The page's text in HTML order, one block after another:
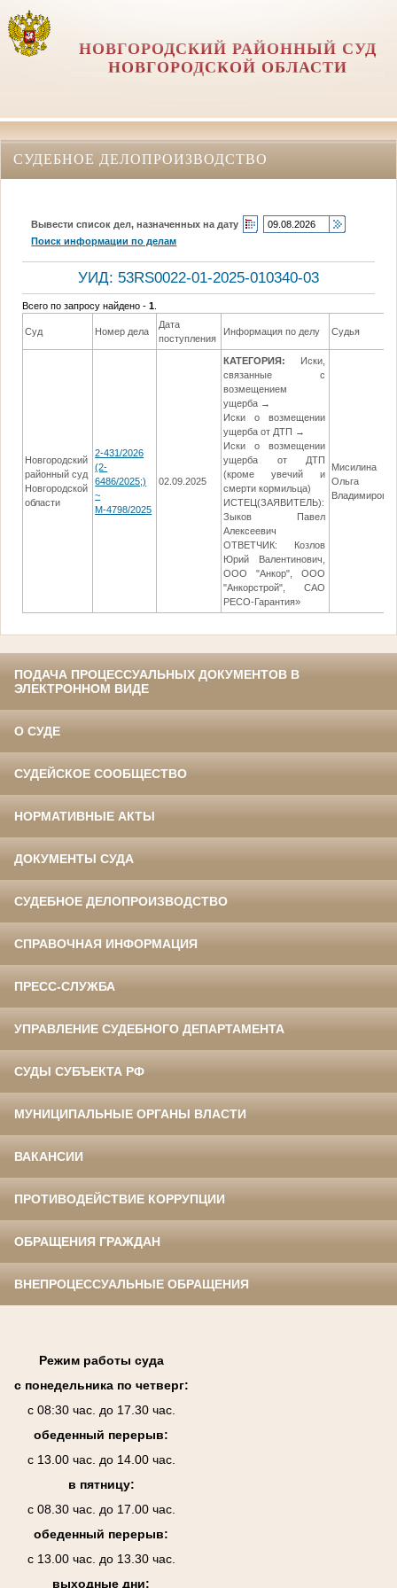
НОВГОРОДСКИЙ РАЙОННЫЙ СУД
НОВГОРОДСКОЙ ОБЛАСТИ
СУДЕБНОЕ ДЕЛОПРОИЗВОДСТВО
Вывести список дел, назначенных на дату
Поиск информации по делам
УИД: 53RS0022-01-2025-010340-03
Всего по запросу найдено -1
Суд Номер дела
Дата
поступления
Информация по делу Судья
Новгородский
районный суд
Новгородской
области
2-431/2026
(2-
6486/2025;)
~
М-4798/2025
02.09.2025
КАТЕГОРИЯ:
Иски,
связанные с
возмещением
ущерба →
Иски о возмещении
ущерба от ДТП →
Иски о возмещении
ущерба от ДТП
(кроме увечий и
смерти кормильца)
ИСТЕЦ(ЗАЯВИТЕЛЬ):
Зыков Павел
Алексеевич
ОТВЕТЧИК: Козлов
Юрий Валентинович,
ООО "Анкор", ООО
"Анкорстрой", САО
РЕСО-Гарантия»
Мисилина
Ольга
ПОДАЧА ПРОЦЕССУАЛЬНЫХ ДОКУМЕНТОВ В
ЭЛЕКТРОННОМ ВИДЕ
О СУДЕ
СУДЕЙСКОЕ СООБЩЕСТВО
НОРМАТИВНЫЕ АКТЫ
ДОКУМЕНТЫ СУДА
СУДЕБНОЕ ДЕЛОПРОИЗВОДСТВО
СПРАВОЧНАЯ ИНФОРМАЦИЯ
ПРЕСС-СЛУЖБА
УПРАВЛЕНИЕ СУДЕБНОГО ДЕПАРТАМЕНТА
СУДЫ СУБЪЕКТА РФ
МУНИЦИПАЛЬНЫЕ ОРГАНЫ ВЛАСТИ
ВАКАНСИИ
ПРОТИВОДЕЙСТВИЕ КОРРУПЦИИ
ОБРАЩЕНИЯ ГРАЖДАН
ВНЕПРОЦЕССУАЛЬНЫЕ ОБРАЩЕНИЯ
Режим работы суда
с понедельника по четверг:
с 08:30 час. до 17.30 час.
обеденный перерыв:
с 13.00 час. до 14.00 час.
в пятницу:
с 08.30 час. до 17.00 час.
обеденный перерыв:
с 13.00 час. до 13.30 час.
выходные дни: